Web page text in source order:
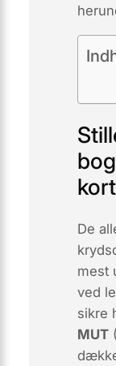
De
mest
ved
sikre
MUT